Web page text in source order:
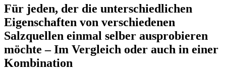
Für jeden, der die unterschiedlichen
Eigenschaften von verschiedenen
Salzquellen einmal selber ausprobieren
möchte – Im Vergleich oder auch in einer
Kombination